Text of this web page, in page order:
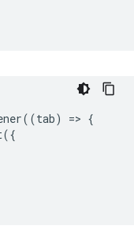
((tab) => {
({